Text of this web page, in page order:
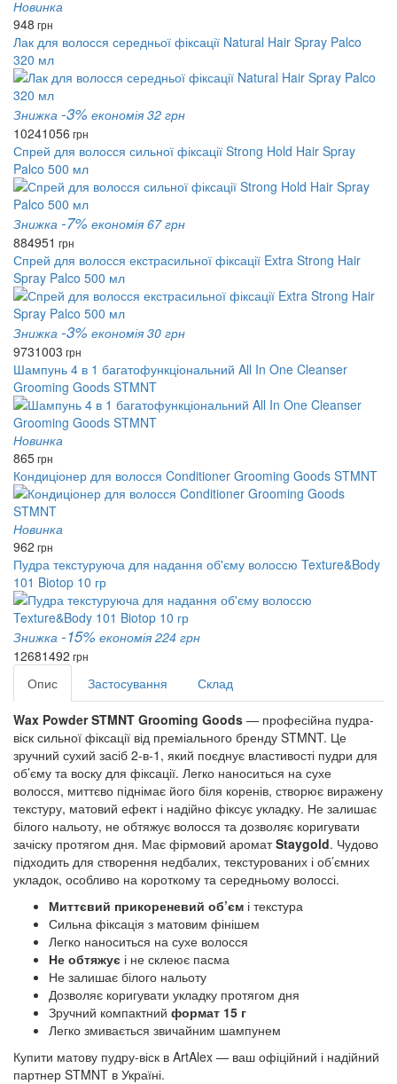
Новинка
948 грн
Лак для волосся середньої фіксації Natural Hair Spray Palco
320 мл
Знижка -3% економія 32 грн
10241056 грн
Спрей для волосся сильної фіксації Strong Hold Hair Spray
Palco 500 мл
Знижка -7% економія 67 грн
884951 грн
Спрей для волосся екстрасильної фіксації Extra Strong Hair
Spray Palco 500 мл
Знижка -3% економія 30 грн
9731003 грн
Шампунь 4 в 1 багатофункціональний All In One Cleanser
Grooming Goods STMNT
Новинка
865грн
Кондиціонер для волосся Conditioner Grooming Goods STMNT
Новинка
962 грн
Пудра текстуруюча для надання об'єму волоссю Texture&Body
101 Biotop 10 гр
Знижка -15% економія 224 грн
12681492 грн
Опис Застосування Склад
Wax Powder STMNT Grooming Goods — професійна пудра-
віск сильної фіксації від преміального бренду STMNT. Це
зручний сухий засіб 2-в-1, який поєднує властивості пудри для
об’єму та воску для фіксації. Легко наноситься на сухе
волосся, миттєво піднімає його біля коренів, створює виражену
текстуру, матовий ефект і надійно фіксує укладку. Не залишає
білого нальоту, не обтяжує волосся та дозволяє коригувати
зачіску протягом дня. Має фірмовий аромат Staygold. Чудово
підходить для створення недбалих, текстурованих і об’ємних
укладок, особливо на короткому та середньому волоссі.
Миттєвий прикореневий об’єм і текстура
Сильна фіксація з матовим фінішем
Легко наноситься на сухе волосся
Не обтяжує і не склеює пасма
Не залишає білого нальоту
Дозволяє коригувати укладку протягом дня
Зручний компактний формат 15 г
Легко змивається звичайним шампунем
Купити матову пудру-віск в ArtAlex — ваш офіційний і надійний
партнер STMNT в Україні.